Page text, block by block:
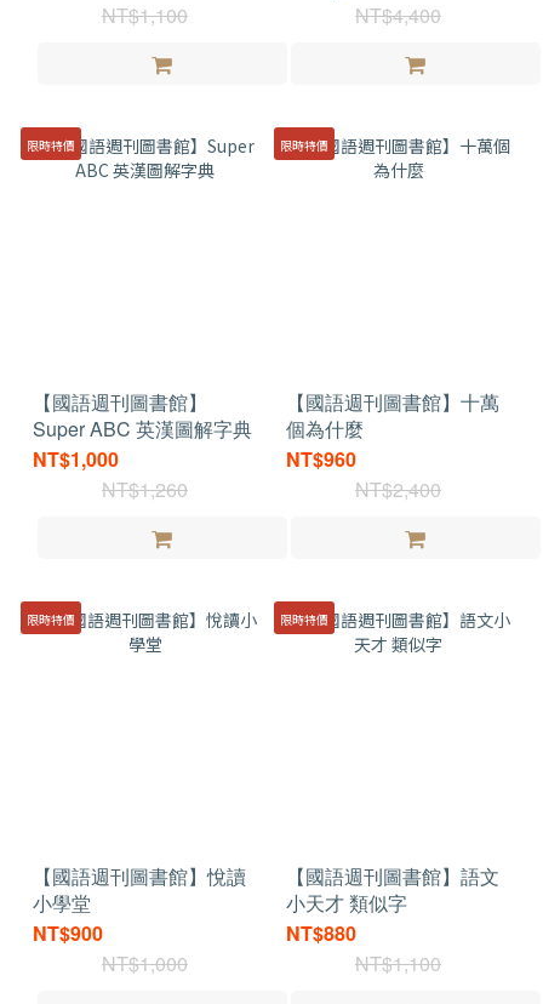
NT$1,100
NT$4,400
限時特價
【國語週刊圖書館】
Super ABC 英漢圖解字典
NT$1,000
NT$1,260
限時特價
【國語週刊圖書館】十萬
個為什麼
NT$960
NT$2,400
限時特價
【國語週刊圖書館】悅讀
小學堂
NT$900
NT$1,000
限時特價
【國語週刊圖書館】語文
小天才 類似字
NT$880
NT$1,100